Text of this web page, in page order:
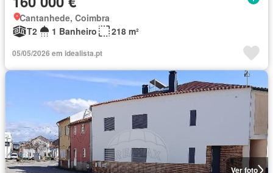
Cantanhede, Coimbra
T2
1 Banheiro 218 m²
05/05/2026 em idealista.pt
Ver foto